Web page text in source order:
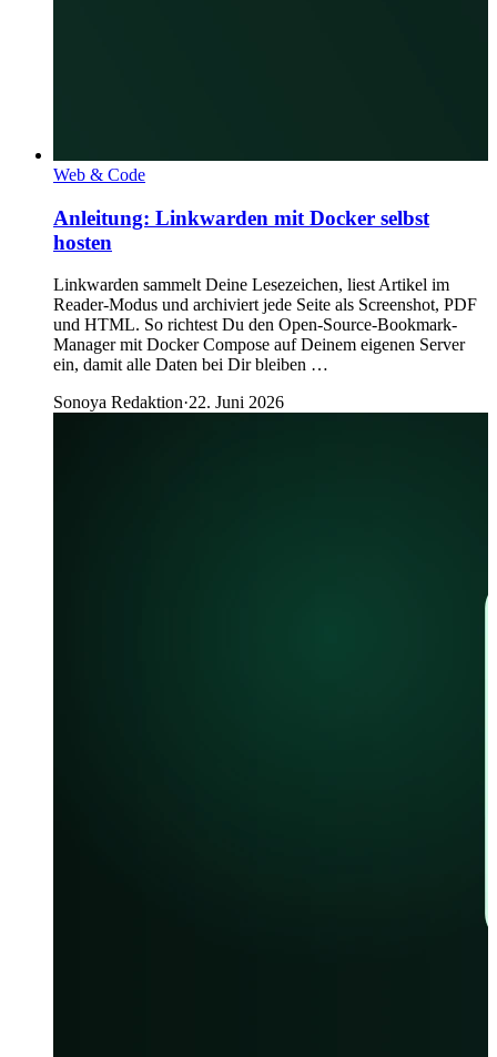
Web & Code
Anleitung: Linkwarden mit Docker selbst
hosten
Linkwarden sammelt Deine Lesezeichen, liest Artikel im
Reader-Modus und archiviert jede Seite als Screenshot, PDF
und HTML. So richtest Du den Open-Source-Bookmark-
Manager mit Docker Compose auf Deinem eigenen Server
ein, damit alle Daten bei Dir bleiben …
Sonoya Redaktion·22. Juni 2026